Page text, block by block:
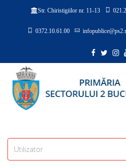
Str. Chiristigiilor nr. 11-13
0372.10.61.00